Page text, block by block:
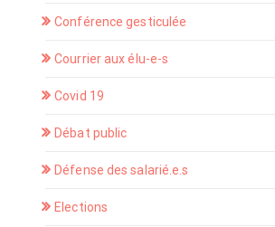
Conférence gesticulée
Courrier aux élu-e-s
Covid 19
Débat public
Défense des salarié.e.s
Elections